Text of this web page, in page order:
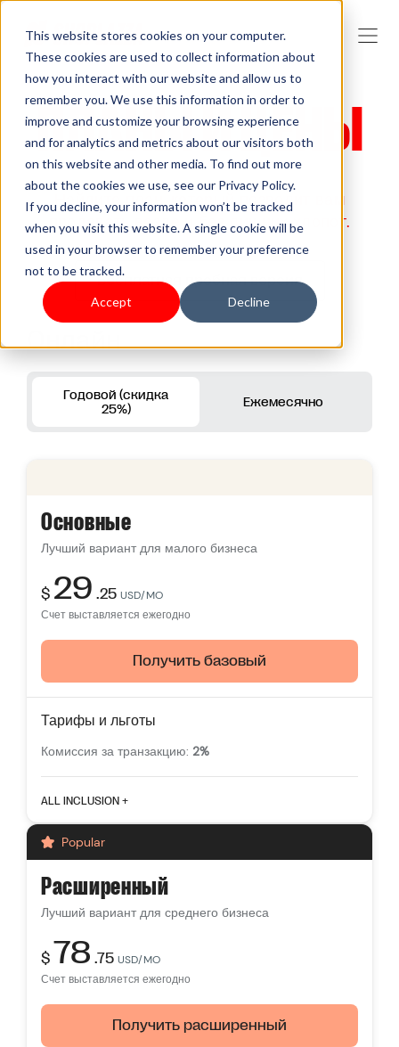
This website stores cookies on your computer.
These cookies are used to collect information about
how you interact with our website and allow us to
remember you. We use this information in order to
improve and customize your browsing experience
and for analytics and metrics about our visitors both
on this website and other media. To find out more
about the cookies we use, see our Privacy Policy.
If you decline, your information won’t be tracked
when you visit this website. A single cookie will be
used in your browser to remember your preference
not to be tracked.
Accept Decline
ПЛАНЫ И ЦЕНЫ
Найдите план, который позволит вам
продавать везде и без лишних хлопот.
Бесплатная пробная версия
Онлайн
Годовой (скидка
25%)
Ежемесячно
Основные
Лучший вариант для малого бизнеса
$ 29 .25 USD/MO
Счет выставляется ежегодно
Получить базовый
Тарифы и льготы
Комиссия за транзакцию: 2%
Неограниченные списки товаров
Свободные темы
Многоканальное отслеживание трафика
Поддержка24/7
ALL INCLUSION +
Popular
Расширенный
Лучший вариант для среднего бизнеса
$ 78 .75 USD/MO
Счет выставляется ежегодно
Получить расширенный